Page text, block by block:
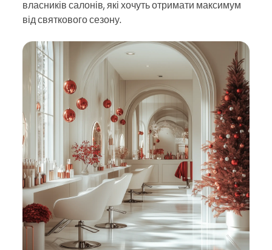
власників салонів, які хочуть отримати максимум
від святкового сезону.